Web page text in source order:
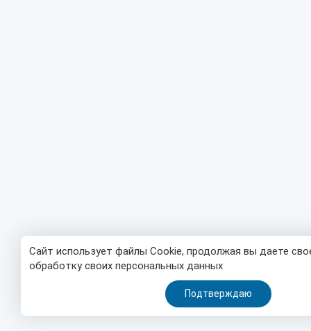
Сайт использует файлы Cookie, продолжая вы даете
обработку своих персональных данных
Подтверждаю